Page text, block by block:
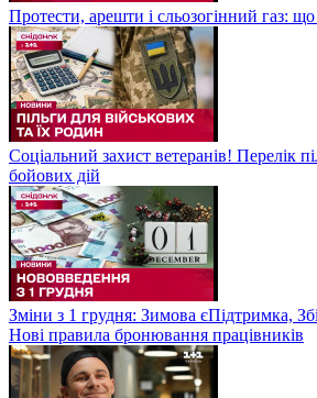
Протести, арешти і сльозогінний газ: що
Соціальний захист ветеранів! Перелік
бойових дій
Зміни з 1 грудня: Зимова єПідтримка,
Нові правила бронювання працівників